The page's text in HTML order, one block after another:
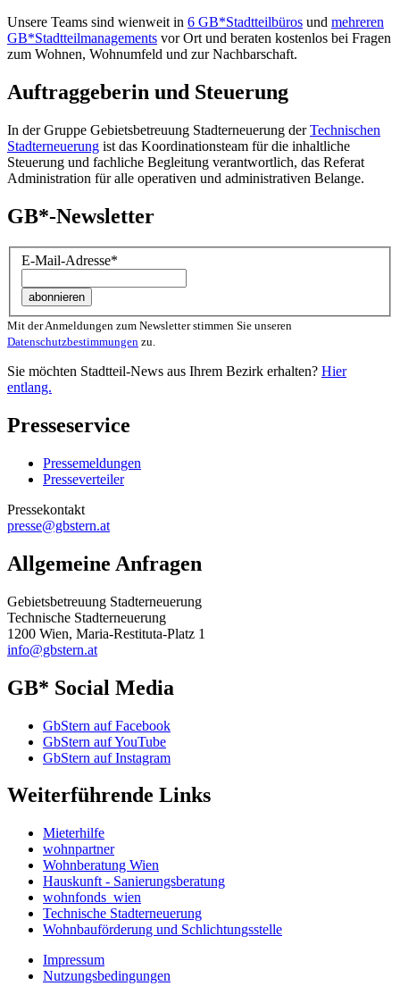
Unsere Teams sind wienweit in 6 GB*Stadtteilbüros und mehreren
GB*Stadtteilmanagements vor Ort und beraten kostenlos bei Fragen
zum Wohnen, Wohnumfeld und zur Nachbarschaft.
Auftraggeberin und Steuerung
In der Gruppe Gebietsbetreuung Stadterneuerung derTechnischen
Stadterneuerung ist das Koordinationsteam für die inhaltliche
Steuerung und fachliche Begleitung verantwortlich, das Referat
Administration für alle operativen und administrativen Belange.
GB*-Newsletter
E-Mail-Adresse*
Mit der Anmeldungen zum Newsletter stimmen Sie unseren
Datenschutzbestimmungen zu.
Sie möchten Stadtteil-News aus Ihrem Bezirk erhalten? Hier
entlang.
Presseservice
Pressemeldungen
Presseverteiler
Pressekontakt
presse@gbstern.at
Allgemeine Anfragen
Gebietsbetreuung Stadterneuerung
Technische Stadterneuerung
1200 Wien, Maria-Restituta-Platz 1
info@gbstern.at
GB* Social Media
GbStern auf Facebook
GbStern auf YouTube
GbStern auf Instagram
Weiterführende Links
Mieterhilfe
wohnpartner
Wohnberatung Wien
Hauskunft - Sanierungsberatung
wohnfonds_wien
Technische Stadterneuerung
Wohnbauförderung und Schlichtungsstelle
Impressum
Nutzungsbedingungen